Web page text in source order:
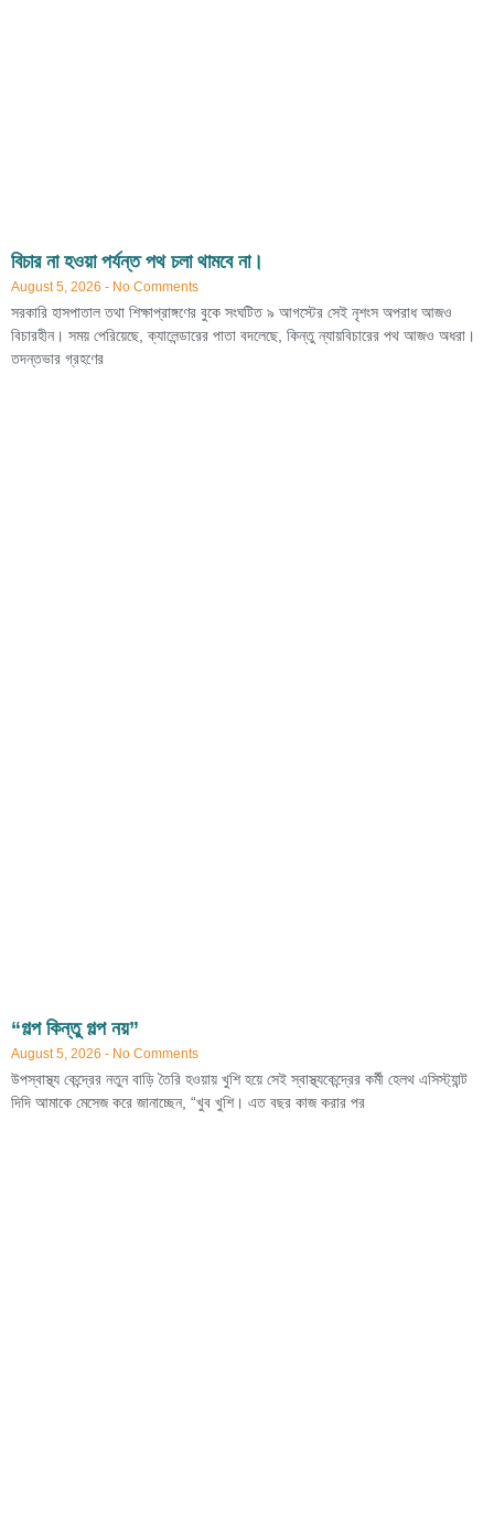
বিচার না হওয়া পর্যন্ত পথ চলা থামবে না।
August 5, 2026 No Comments
সরকারি হাসপাতাল তথা শিক্ষাপ্রাঙ্গণের বুকে সংঘটিত ৯ আগস্টের সেই নৃশংস অপরাধ আজও
বিচারহীন। সময় পেরিয়েছে, ক্যালেন্ডারের পাতা বদলেছে, কিন্তু ন্যায়বিচারের পথ আজও অধরা।
তদন্তভার গ্রহণের
“গল্প কিন্তু গল্প নয়”
August 5, 2026 No Comments
উপস্বাস্থ্য কেন্দ্রের নতুন বাড়ি তৈরি হওয়ায় খুশি হয়ে সেই স্বাস্থ্যকেন্দ্রের কর্মী হেলথ এসিস্ট্যান্ট
দিদি আমাকে মেসেজ করে জানাচ্ছেন, “খুব খুশি। এত বছর কাজ করার পর